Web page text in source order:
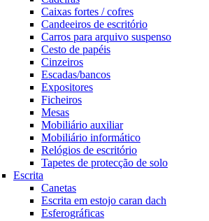
Caixas fortes / cofres
Candeeiros de escritório
Carros para arquivo suspenso
Cesto de papéis
Cinzeiros
Escadas/bancos
Expositores
Ficheiros
Mesas
Mobiliário auxiliar
Mobiliário informático
Relógios de escritório
Tapetes de protecção de solo
Escrita
Canetas
Escrita em estojo caran dach
Esferográficas